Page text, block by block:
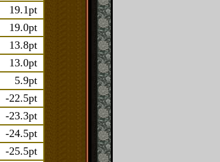
19.1pt
19.0pt
13.8pt
13.0pt
5.9pt
-22.5pt
-23.3pt
-24.5pt
-25.5pt